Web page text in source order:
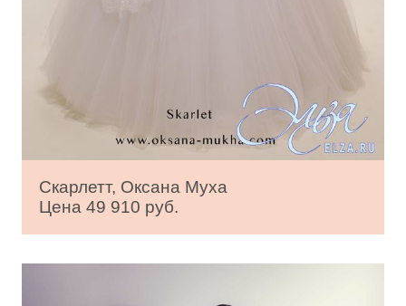
Скарлетт, Оксана Муха
Цена 49 910 руб.